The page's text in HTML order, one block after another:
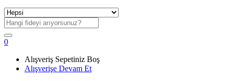
0
Alışveriş Sepetiniz Boş
Alışverişe Devam Et